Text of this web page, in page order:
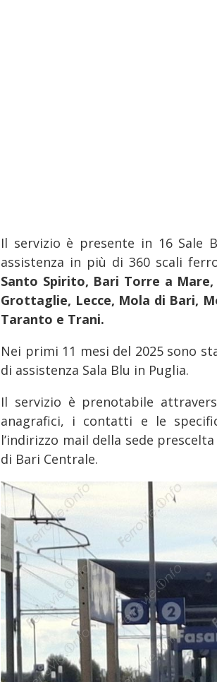
Il servizio è presente in 16 Sale
assistenza in più di 360 scali
Santo Spirito, Bari Torre a
Grottaglie, Lecce, Mola di Bari,
Taranto e Trani.
Nei primi 11 mesi del 2025 sono
di assistenza Sala Blu in Puglia.
Il servizio è prenotabile
anagrafici, i contatti e le
l’indirizzo mail della sede
di Bari Centrale.